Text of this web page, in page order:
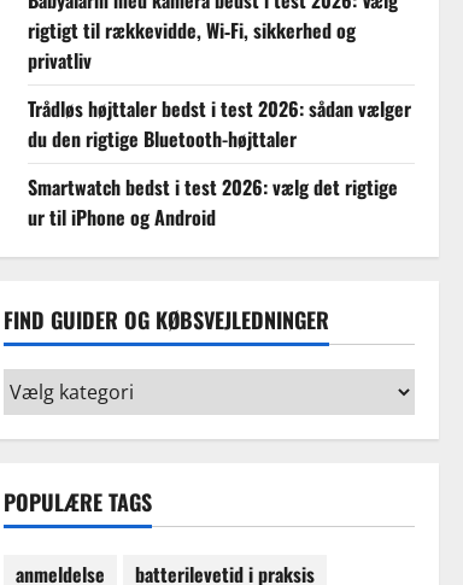
rigtigt til rækkevidde, Wi‑Fi, sikkerhed og
privatliv
Trådløs højttaler bedst i test 2026: sådan vælger
du den rigtige Bluetooth-højttaler
Smartwatch bedst i test 2026: vælg det rigtige
ur til iPhone og Android
FIND GUIDER OG KØBSVEJLEDNINGER
Find
guider
og
POPULÆRE TAGS
anmeldelse
batterilevetid i praksis